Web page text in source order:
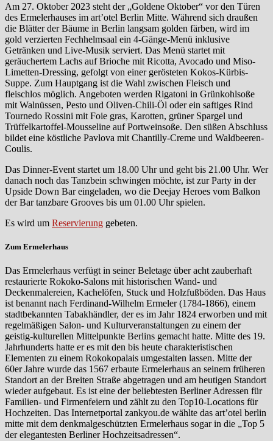
Am 27. Oktober 2023 steht der „Goldene Oktober“ vor den Türen
des Ermelerhauses im art’otel Berlin Mitte. Während sich draußen
die Blätter der Bäume in Berlin langsam golden färben, wird im
gold verzierten Fechhelmsaal ein 4-Gänge-Menü inklusive
Getränken und Live-Musik serviert. Das Menü startet mit
geräuchertem Lachs auf Brioche mit Ricotta, Avocado und Miso-
Limetten-Dressing, gefolgt von einer gerösteten Kokos-Kürbis-
Suppe. Zum Hauptgang ist die Wahl zwischen Fleisch und
fleischlos möglich. Angeboten werden Rigatoni in Grünkohlsoße
mit Walnüssen, Pesto und Oliven-Chili-Öl oder ein saftiges Rind
Tournedo Rossini mit Foie gras, Karotten, grüner Spargel und
Trüffelkartoffel-Mousseline auf Portweinsoße. Den süßen Abschluss
bildet eine köstliche Pavlova mit Chantilly-Creme und Waldbeeren-
Coulis.
Das Dinner-Event startet um 18.00 Uhr und geht bis 21.00 Uhr. Wer
danach noch das Tanzbein schwingen möchte, ist zur Party in der
Upside Down Bar eingeladen, wo die Deejay Heroes vom Balkon
der Bar tanzbare Grooves bis um 01.00 Uhr spielen.
Es wird um Reservierung gebeten.
Zum Ermelerhaus
Das Ermelerhaus verfügt in seiner Beletage über acht zauberhaft
restaurierte Rokoko-Salons mit historischen Wand- und
Deckenmalereien, Kachelöfen, Stuck und Holzfußböden. Das Haus
ist benannt nach Ferdinand-Wilhelm Ermeler (1784-1866), einem
stadtbekannten Tabakhändler, der es im Jahr 1824 erworben und mit
regelmäßigen Salon- und Kulturveranstaltungen zu einem der
geistig-kulturellen Mittelpunkte Berlins gemacht hatte. Mitte des 19.
Jahrhunderts hatte er es mit den bis heute charakteristischen
Elementen zu einem Rokokopalais umgestalten lassen. Mitte der
60er Jahre wurde das 1567 erbaute Ermelerhaus an seinem früheren
Standort an der Breiten Straße abgetragen und am heutigen Standort
wieder aufgebaut. Es ist eine der beliebtesten Berliner Adressen für
Familien- und Firmenfeiern und zählt zu den Top10-Locations für
Hochzeiten. Das Internetportal zankyou.de wählte das art’otel berlin
mitte mit dem denkmalgeschützten Ermelerhaus sogar in die „Top 5
der elegantesten Berliner Hochzeitsadressen“.